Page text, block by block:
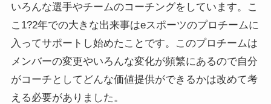
いろんな選手やチームのコーチングをしています。こ
こ1?2年での大きな出来事はeスポーツのプロチームに
入ってサポートし始めたことです。このプロチームは
メンバーの変更やいろんな変化が頻繁にあるので自分
がコーチとしてどんな価値提供ができるかは改めて考
える必要がありました。